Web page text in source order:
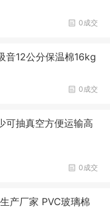
0成交
音12公分保温棉16kg
0成交
可抽真空方便运输高
0成交
产厂家 PVC玻璃棉